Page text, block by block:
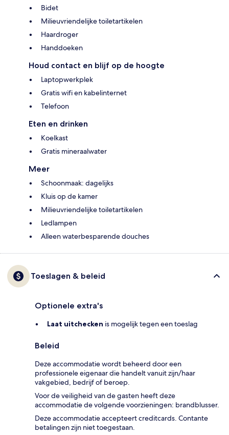
Bidet
Milieuvriendelijke toiletartikelen
Haardroger
Handdoeken
Houd contact en blijf op de hoogte
Laptopwerkplek
Gratis wifi en kabelinternet
Telefoon
Eten en drinken
Koelkast
Gratis mineraalwater
Meer
Schoonmaak: dagelijks
Kluis op de kamer
Milieuvriendelijke toiletartikelen
Ledlampen
Alleen waterbesparende douches
Toeslagen & beleid
Optionele extra's
Laat uitchecken is mogelijk tegen een toeslag
Beleid
Deze accommodatie wordt beheerd door een
professionele eigenaar die handelt vanuit zijn/haar
vakgebied, bedrijf of beroep.
Voor de veiligheid van de gasten heeft deze
accommodatie de volgende voorzieningen: brandblusser.
Deze accommodatie accepteert creditcards. Contante
betalingen zijn niet toegestaan.